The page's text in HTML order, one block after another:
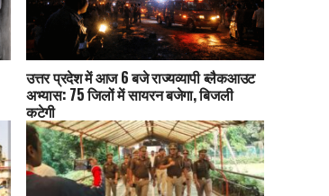
उत्तर प्रदेश में आज 6 बजे राज्यव्यापी ब्लैकआउट
अभ्यास: 75 जिलों में सायरन बजेगा, बिजली
कटेगी